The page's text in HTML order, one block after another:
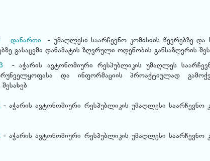
დანართი - უმაღლესი საარჩევნო კომისიის წევრებზე და
გასაცემი დანამატის ზღვრული ოდენობის განსაზღვრის
- აჭარის ავტონომიური რესპუბლიკის უმაღლეს
და ინფორმაციის პროაქტიულად
- აჭარის ავტონომიური რესპუბლიკის უმაღლესი საარჩევნო
- აჭარის ავტონომიური რესპუბლიკის უმაღლესი საარჩევნო